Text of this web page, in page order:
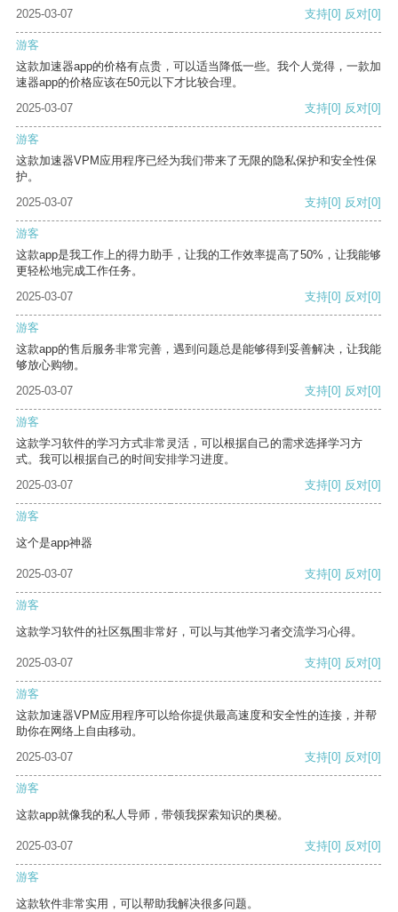
2025-03-07 支持[0] 反对[0]
游客
这款加速器app的价格有点贵，可以适当降低一些。我个人觉得，一款加
速器app的价格应该在50元以下才比较合理。
2025-03-07
支持[0] 反对[0]
游客
这款加速器VPM应用程序已经为我们带来了无限的隐私保护和安全性保
护。
2025-03-07
支持[0] 反对[0]
游客
这款app是我工作上的得力助手，让我的工作效率提高了50%，让我能够
更轻松地完成工作任务。
2025-03-07
支持[0] 反对[0]
游客
这款app的售后服务非常完善，遇到问题总是能够得到妥善解决，让我能
够放心购物。
2025-03-07
支持[0] 反对[0]
游客
这款学习软件的学习方式非常灵活，可以根据自己的需求选择学习方
式。我可以根据自己的时间安排学习进度。
2025-03-07
支持[0] 反对[0]
游客
这个是app神器
2025-03-07 支持[0] 反对[0]
游客
这款学习软件的社区氛围非常好，可以与其他学习者交流学习心得。
2025-03-07 支持[0] 反对[0]
游客
这款加速器VPM应用程序可以给你提供最高速度和安全性的连接，并帮
助你在网络上自由移动。
2025-03-07
支持[0] 反对[0]
游客
这款app就像我的私人导师，带领我探索知识的奥秘。
2025-03-07 支持[0] 反对[0]
游客
这款软件非常实用，可以帮助我解决很多问题。